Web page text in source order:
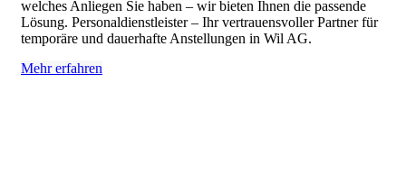
welches Anliegen Sie haben – wir bieten Ihnen die passende
Lösung. Personaldienstleister – Ihr vertrauensvoller Partner für
temporäre und dauerhafte Anstellungen in Wil AG.
Mehr erfahren